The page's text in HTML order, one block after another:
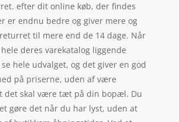
efter dit online køb, der findes
er endnu bedre og giver mere og
til mere end de 14 dage. Når
deres varekatalog liggende
hele udvalget, og det giver en god
på priserne, uden af være
det skal være tæt på din bopæl. Du
gøre det når du har lyst, uden at